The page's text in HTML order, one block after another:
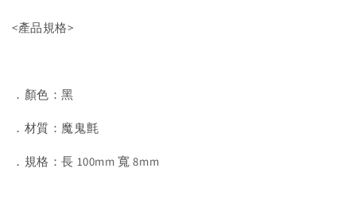
<產品規格>
．顏色：黑
．材質：魔鬼氈
．規格：長 100mm 寬 8mm